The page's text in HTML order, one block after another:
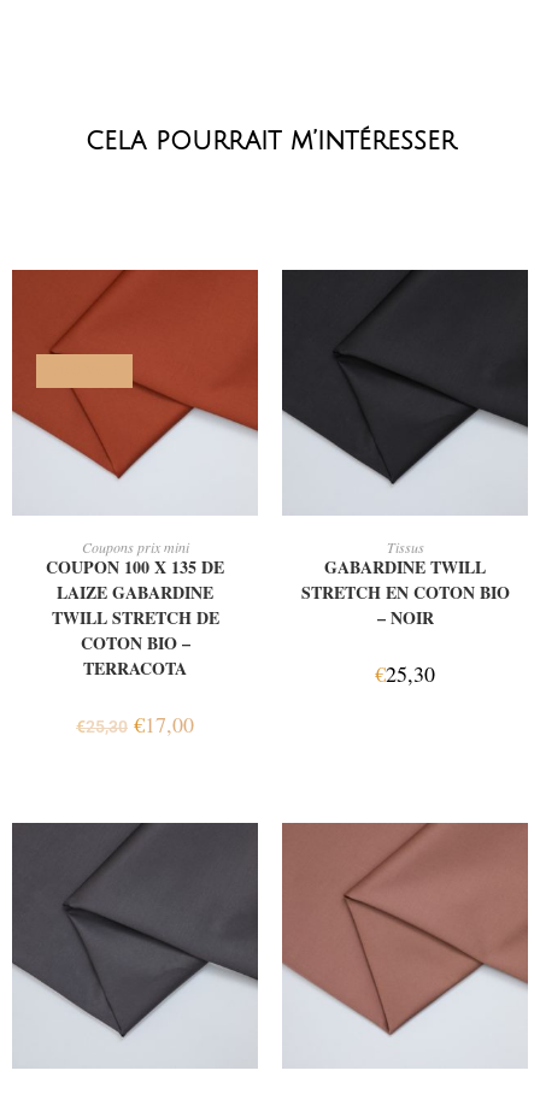
cela pourrait m’intéresser
Coupons prix mini
COUPON 100 X 135 DE
LAIZE GABARDINE
TWILL STRETCH DE
COTON BIO –
TERRACOTA
€25,30 €17,00
Tissus
GABARDINE TWILL
STRETCH EN COTON BIO
– NOIR
€25,30